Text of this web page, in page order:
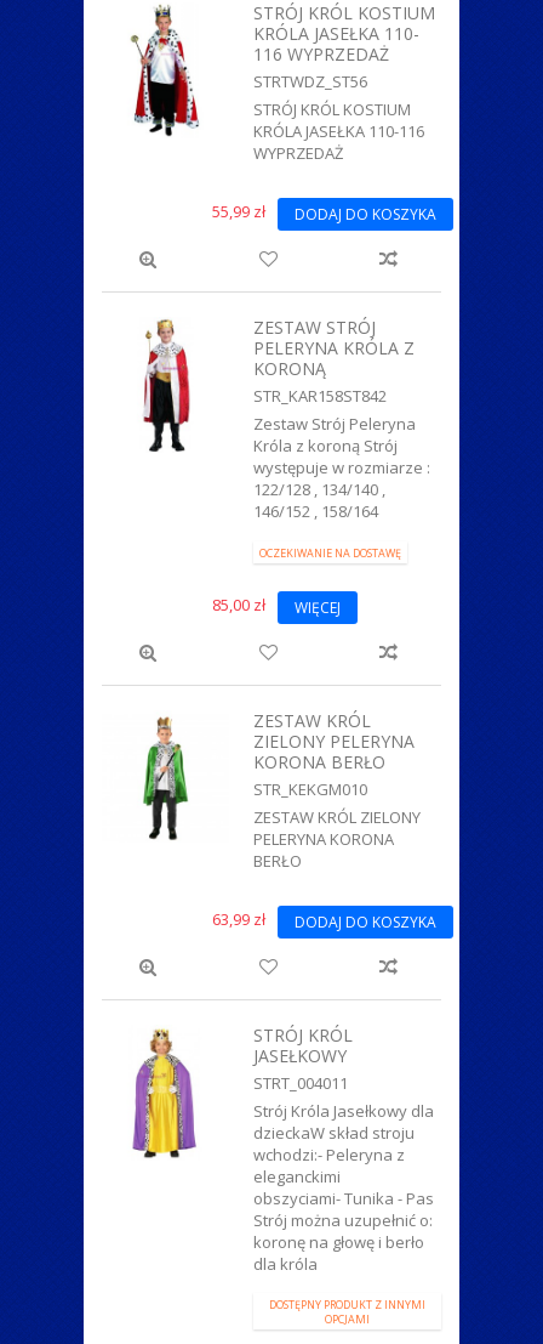
STRÓJ KRÓL KOSTIUM
KRÓLA JASEŁKA 110-
116 WYPRZEDAŻ
STRTWDZ_ST56
STRÓJ KRÓL KOSTIUM
KRÓLA JASEŁKA 110-116
WYPRZEDAŻ
55,99 zł DODAJ DO KOSZYKA
ZESTAW STRÓJ
PELERYNA KRÓLA Z
KORONĄ
STR_KAR158ST842
Zestaw Strój Peleryna
Króla z koroną Strój
występuje w rozmiarze :
122/128 , 134/140 ,
146/152 , 158/164
OCZEKIWANIE NA DOSTAWĘ
85,00 zł WIĘCEJ
ZESTAW KRÓL
ZIELONY PELERYNA
KORONA BERŁO
STR_KEKGM010
ZESTAW KRÓL ZIELONY
PELERYNA KORONA
BERŁO
63,99 zł DODAJ DO KOSZYKA
STRÓJ KRÓL
JASEŁKOWY
STRT_004011
Strój Króla Jasełkowy dla
dzieckaW skład stroju
wchodzi:- Peleryna z
eleganckimi
obszyciami- Tunika - Pas
Strój można uzupełnić o:
koronę na głowę i berło
dla króla
DOSTĘPNY PRODUKT Z INNYMI
OPCJAMI